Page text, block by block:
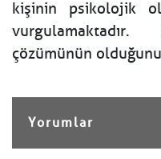
kişinin psikolojik
çözümünün
Yorumlar